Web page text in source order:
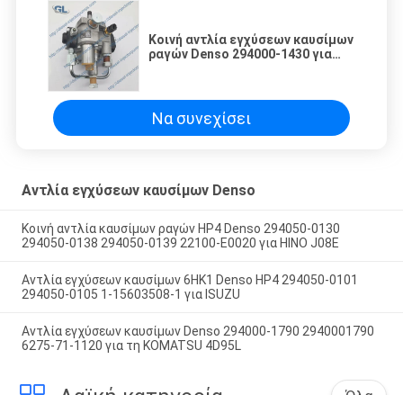
Κοινή αντλία εγχύσεων καυσίμων
ραγών Denso 294000-1430 για
Να συνεχίσει
Αντλία εγχύσεων καυσίμων Denso
Κοινή αντλία καυσίμων ραγών HP4 Denso 294050-0130
294050-0138 294050-0139 22100-E0020 για HINO J08E
Αντλία εγχύσεων καυσίμων 6HK1 Denso HP4 294050-0101
294050-0105 1-15603508-1 για ISUZU
Αντλία εγχύσεων καυσίμων Denso 294000-1790 2940001790
6275-71-1120 για τη KOMATSU 4D95L